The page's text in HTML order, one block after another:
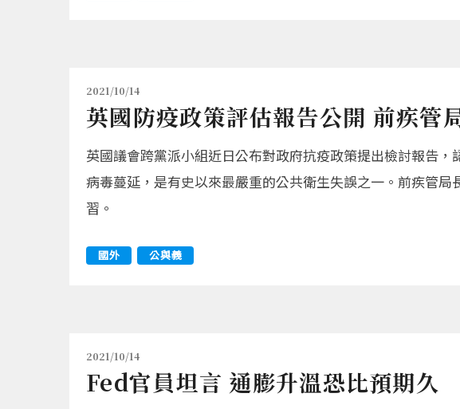
2021/10/14
英國防疫政策評估報告公開 前疾管
英國議會跨黨派小組近日公布對政府抗疫政策提出檢討報告
病毒蔓延，是有史以來最嚴重的公共衛生失誤之一。前疾管
習。
國外 公與義
2021/10/14
Fed官員坦言 通膨升溫恐比預期久